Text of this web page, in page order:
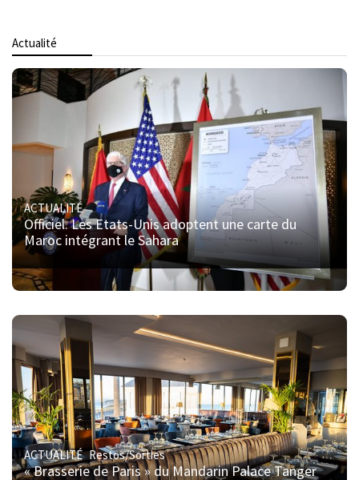
Actualité
ACTUALITÉ
Officiel. Les Etats-Unis adoptent une carte du
Maroc intégrant le Sahara
ACTUALITÉ Restos/Sorties
« Brasserie de Paris » du Mandarin Palace Tanger